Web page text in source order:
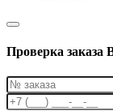
Проверка заказа